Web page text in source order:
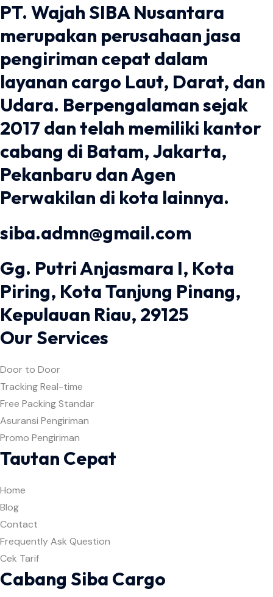
PT. Wajah SIBA Nusantara
merupakan perusahaan jasa
pengiriman cepat dalam
layanan cargo Laut, Darat, dan
Udara. Berpengalaman sejak
2017 dan telah memiliki kantor
cabang di Batam, Jakarta,
Pekanbaru dan Agen
Perwakilan di kota lainnya.
siba.admn@gmail.com
Gg. Putri Anjasmara I, Kota
Piring, Kota Tanjung Pinang,
Kepulauan Riau, 29125
Our Services
Door to Door
Tracking Real-time
Free Packing Standar
Asuransi Pengiriman
Promo Pengiriman
Tautan Cepat
Home
Blog
Contact
Frequently Ask Question
Cek Tarif
Cabang Siba Cargo